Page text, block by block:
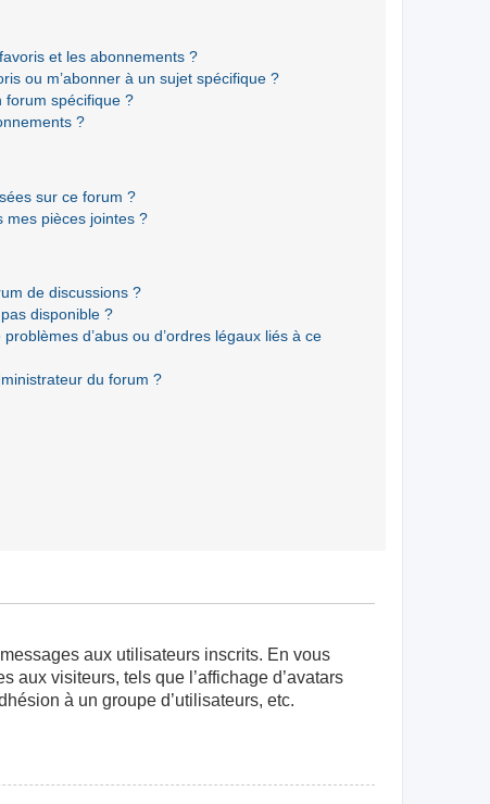
et les abonnements ?
ou m’abonner à un sujet spécifique ?
forum spécifique ?
?
sur ce forum ?
mes pièces jointes ?
de discussions ?
disponible ?
d’abus ou d’ordres légaux liés à ce
du forum ?
aux utilisateurs inscrits. En vous
visiteurs, tels que l’affichage d’avatars
à un groupe d’utilisateurs, etc.